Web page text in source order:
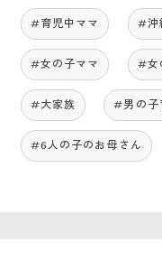
#育児中ママ #沖
#女の子ママ #女
#大家族 #男の子
#6人の子のお母さん